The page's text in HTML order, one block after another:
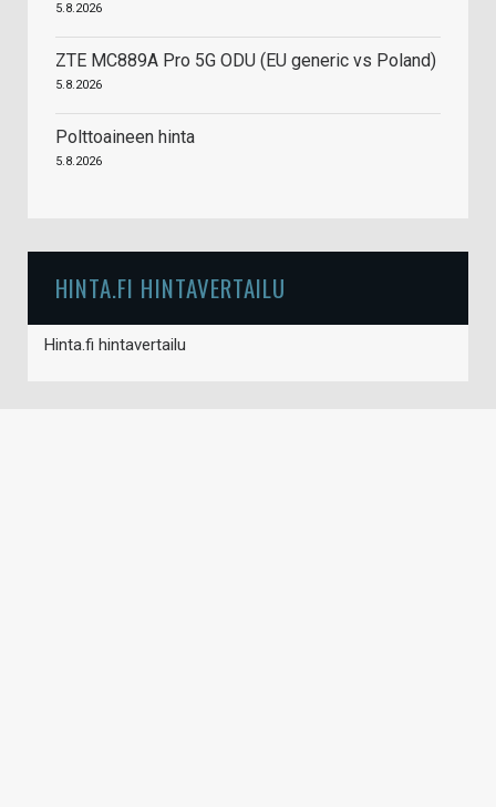
5.8.2026
ZTE MC889A Pro 5G ODU (EU generic vs Poland)
5.8.2026
Polttoaineen hinta
5.8.2026
HINTA.FI HINTAVERTAILU
Hinta.fi hintavertailu